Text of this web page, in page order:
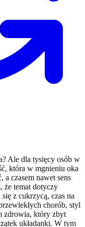
Ale dla tysięcy osób w
która w mgnieniu oka
a czasem nawet sens
że temat dotyczy
z cukrzycą, czas na
chorób, styl
zdrowia, który zbyt
układanki. W tym